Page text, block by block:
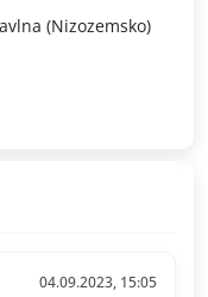
(Nizozemsko)
04.09.2023, 15:05